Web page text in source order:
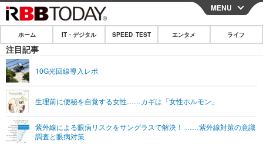
CLOSE
ホーム
IT・デジタル
ショッピング その他
SPEED TEST
エンタメ
エンタメTOP
ライフ
MENU
ホーム IT・デジタル SPEED TEST エンタメ ライフ
注目記事
10G光回線導入レポ
生理前に便秘を自覚する女性……カギは「女性ホルモン」
紫外線による眼病リスクをサングラスで解決！ ……紫外線対策の意識
調査と眼病対策